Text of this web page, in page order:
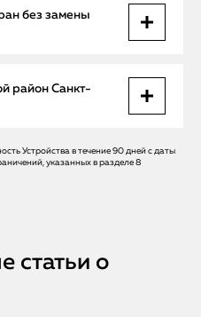
память устройства. Мы не
фото, приложения и
без замены
кроется в шлейфе или
обойдется дешевле, и
район Санкт-
— от центра до окраин.
в день обращения.
Устройства в течение 90 дней с даты
указанных в разделе 8
статьи о